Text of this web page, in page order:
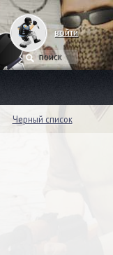
войти
Черный список